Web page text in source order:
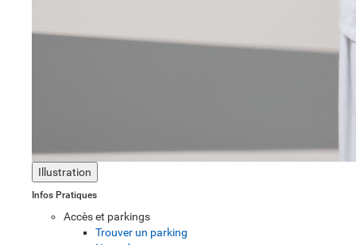
Illustration
Infos Pratiques
Accès et parkings
Trouver un parking